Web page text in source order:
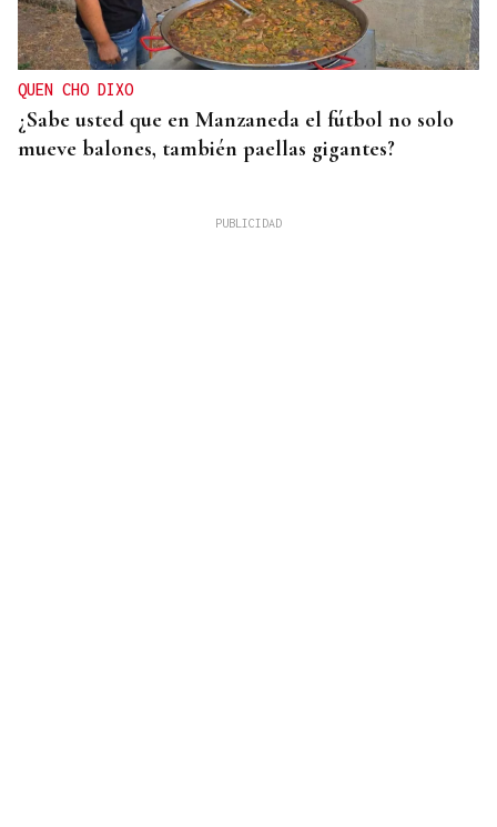
QUEN CHO DIXO
¿Sabe usted que en Manzaneda el fútbol no solo
mueve balones, también paellas gigantes?